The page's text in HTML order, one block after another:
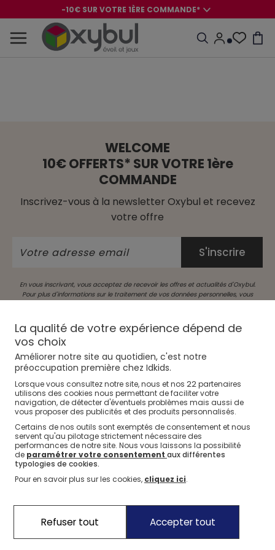
-10€ SUR VOTRE 1ÈRE COMMANDE*
-8€ POUR SON ANNIVERSAIRE AVEC OK+*
-10€ SUR VOTRE 1ÈRE COMMANDE*
WELCOME
10€ OFFERTS* SUR VOTRE 1ère
COMMANDE
Inscrivez-vous à la newsletter Oxybul et recevez
votre offre
En vous inscrivant, vous acceptez de recevoir les offres et actualités d'Oxybul.
Pour plus d'informations sur le traitement de vos données personnelles, vous
Livraison gratuite
en Point Relais dès 49€ d'achat en magasin
Satisfait ou remboursé
pendant 60 jours
Paiement Paypal
Payez en 4 fois sans frais
À propos d'Ïdkids
Le groupe Ïdkids
Notre Fonds de dotation
Service Client
La qualité de votre expérience dépend de
vos choix
Améliorer notre site au quotidien, c'est notre
préoccupation première chez Idkids.
Lorsque vous consultez notre site, nous et nos 22partenaires
utilisons des cookies nous permettant de faciliter votre
navigation, de détecter d'éventuels problèmes mais aussi de
vous proposer des publicités et des produits personnalisés.
Certains de nos outils sont exemptés de consentement et nous
servent qu'au pilotage strictement nécessaire des
performances de notre site. Nous vous laissons la possibilité
de paramétrer votre consentement aux différentes
typologies de cookies.
Pour en savoir plus sur les cookies, cliquez ici.
Refuser tout Accepter tout